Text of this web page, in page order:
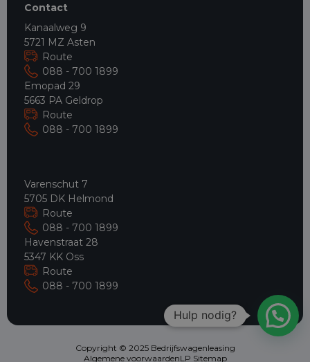
Contact
Kanaalweg 9
5721 MZ Asten
Route
088 - 700 1899
Emopad 29
5663 PA Geldrop
Route
088 - 700 1899
Varenschut 7
5705 DK Helmond
Route
088 - 700 1899
Havenstraat 28
5347 KK Oss
Route
088 - 700 1899
Copyright © 2025 Bedrijfswagenleasing
Algemene voorwaardenLP Sitemap
Hulp nodig?